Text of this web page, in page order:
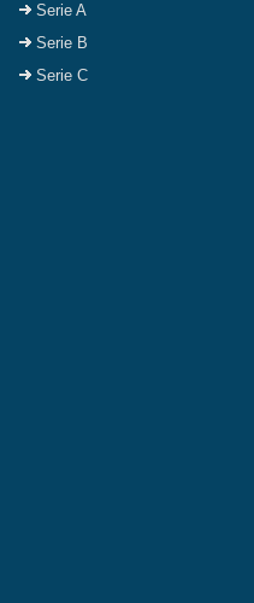
Serie A
Serie B
Serie C